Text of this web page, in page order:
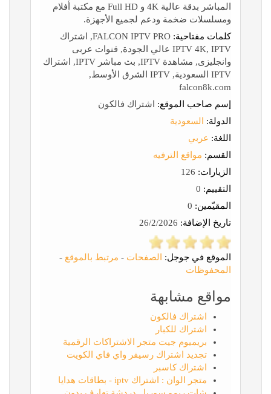
المباشر بدقة عالية 4K و Full HD مع مكتبة أفلام
ومسلسلات ضخمة ودعم لجميع الأجهزة.
كلمات مفتاحية:
FALCON IPTV PRO, اشتراك
IPTV 4K, IPTV عالي الجودة, قنوات عربى
وانجليزى, مشاهدة IPTV, بث مباشر IPTV, اشتراك
IPTV السعودية, IPTV الشرق الأوسط,
falcon8k.com
إسم صاحب الموقع: اشتراك فالكون
الدولة:
السعودية
اللغة: عربي
القسم: مواقع الترفيه
الزيارات:
التقييم:
المقيّمين:
تاريخ الإضافة:
الموقع في جوجل: الصفحات - مرتبط بالموقع -
المحفوظات
مواقع مشابهة
اشتراك فالكون
اشتراك للكبار
بريميوم جيت متجر الاشتراكات الرقمية
تجديد اشتراك رسيفر واي فاي الكويت
اشتراك كاسبر
متجر الوان : اشتراك iptv - بطاقات هدايا